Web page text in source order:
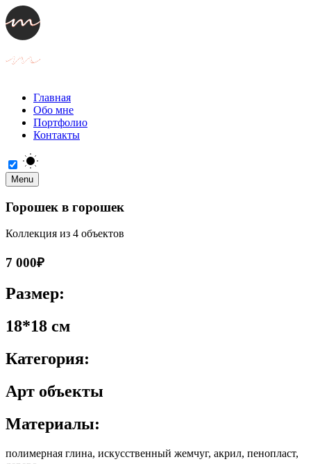
Главная
Обо мне
Портфолио
Контакты
Menu
Горошек в горошек
Коллекция из 4 объектов
7 000₽
Размер:
18*18 см
Категория:
Арт объекты
Материалы:
полимерная глина, искусственный жемчуг, акрил, пенопласт,